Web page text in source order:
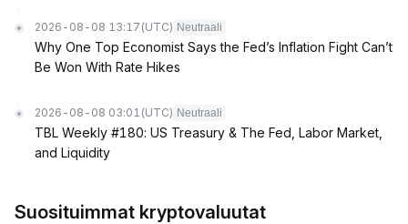
2026-08-08 13:17 (UTC) Neutraali
Why One Top Economist Says the Fed’s Inflation Fight Can’t
Be Won With Rate Hikes
2026-08-08 03:01 (UTC) Neutraali
TBL Weekly #180: US Treasury & The Fed, Labor Market,
and Liquidity
Suosituimmat kryptovaluutat